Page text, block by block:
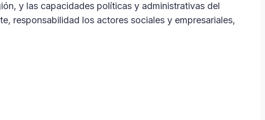
y las capacidades políticas y administrativas del
responsabilidad los actores sociales y empresariales,